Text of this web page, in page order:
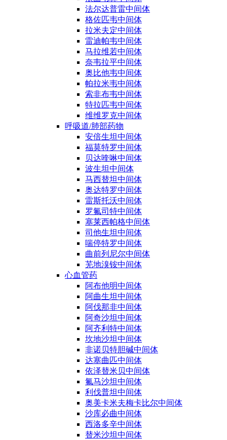
法尔达普雷中间体
格佐匹韦中间体
拉米夫定中间体
雷迪帕韦中间体
马拉维若中间体
奈韦拉平中间体
奥比他韦中间体
帕拉米韦中间体
索非布韦中间体
特拉匹韦中间体
维维罗克中间体
呼吸道/肺部药物
安倍生坦中间体
福莫特罗中间体
贝达喹啉中间体
波生坦中间体
马西替坦中间体
奥达特罗中间体
雷斯托沃中间体
罗氟司特中间体
塞莱西帕格中间体
司他生坦中间体
喘停特罗中间体
曲前列尼尔中间体
芜地溴铵中间体
心血管药
阿布他明中间体
阿曲生坦中间体
阿伐那非中间体
阿奇沙坦中间体
阿齐利特中间体
坎地沙坦中间体
非诺贝特胆碱中间体
达塞曲匹中间体
依泽替米贝中间体
氟马沙坦中间体
利伐普坦中间体
奥美卡米夫梅卡比尔中间体
沙库必曲中间体
西洛多辛中间体
替米沙坦中间体